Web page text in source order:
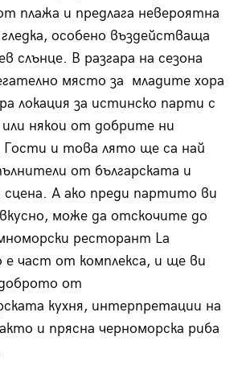
плажа и предлага невероятна
особено въздействаща
слънце. В разгара на сезона
място за младите хора
локация за истинско парти с
някои от добрите ни
Гости и това лято ще са най
от българската и
сцена. А ако преди партито ви
може да отскочите до
ресторант La
е част от комплекса, и ще ви
от
кухня, интерпретации на
и прясна черноморска риба